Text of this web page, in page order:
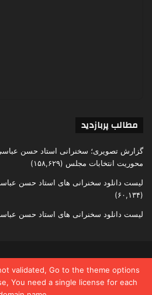
validated, Go to the theme options
You need a single license for each
مطالب پربازدید
گزارش تصویری؛ سخنرانی استاد حسن
محوریت انتخابات مجلس (۱۵۸,۶۲۹)
لیست دانلود سخنرانی های استاد حسن عباسی &#۸۲۱۱;
(۶۰,۱۳۴)
لیست دانلود سخنرانی های استاد حسن عباسی